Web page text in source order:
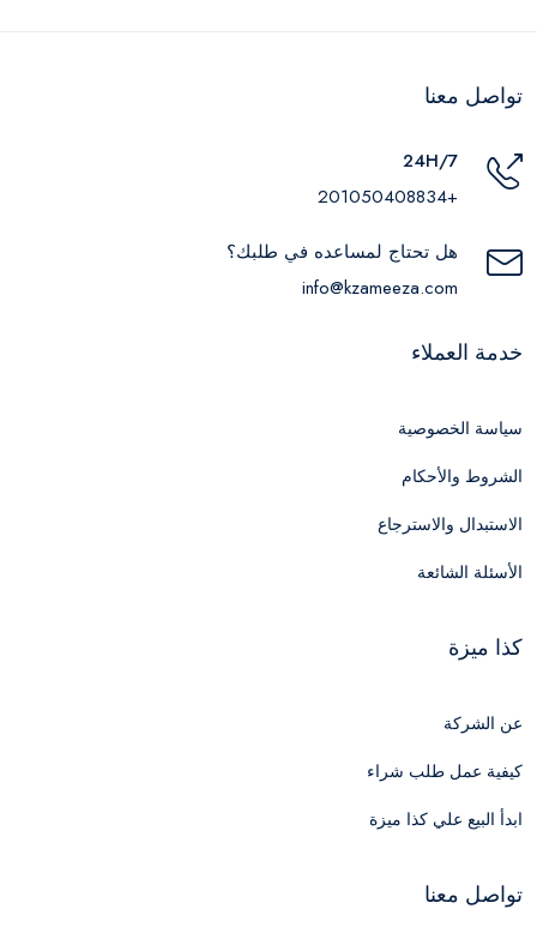
تواصل معنا
24H/7
+201050408834
هل تحتاج لمساعده في طلبك؟
info@kzameeza.com
خدمة العملاء
سياسة الخصوصية
الشروط والأحكام
الاستبدال والاسترجاع
الأسئلة الشائعة
كذا ميزة
عن الشركة
كيفية عمل طلب شراء
ابدأ البيع علي كذا ميزة
تواصل معنا